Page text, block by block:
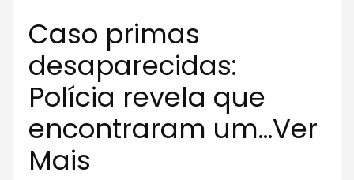
Caso primas
desaparecidas:
Polícia revela que
encontraram um…Ver
Mais